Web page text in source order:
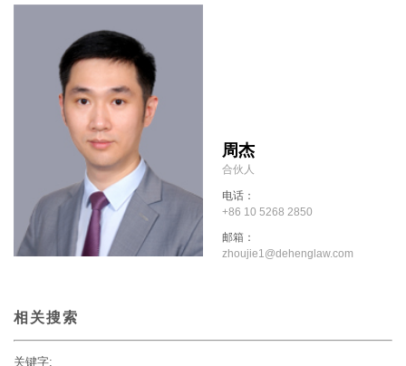
周杰
合伙人
电话：
+86 10 5268 2850
邮箱：
zhoujie1@dehenglaw.com
相关搜索
关键字: